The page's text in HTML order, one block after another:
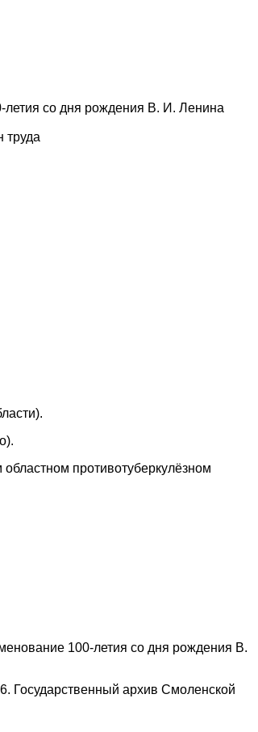
противотуберкулёзном
100-летия со дня рождения В.
Государственный архив Смоленской